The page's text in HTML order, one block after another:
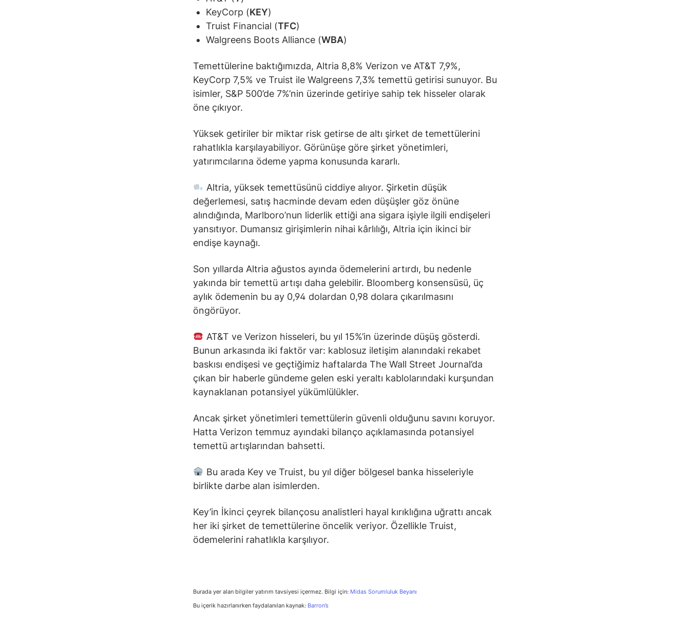
KeyCorp (KEY)
Truist Financial (TFC)
Walgreens Boots Alliance (WBA)
Temettülerine baktığımızda, Altria 8,8% Verizon ve AT&T 7,9%,
KeyCorp 7,5% ve Truist ile Walgreens 7,3% temettü getirisi sunuyor. Bu
isimler, S&P 500’de 7%’nin üzerinde getiriye sahip tek hisseler olarak
öne çıkıyor.
Yüksek getiriler bir miktar risk getirse de altı şirket de temettülerini
rahatlıkla karşılayabiliyor. Görünüşe göre şirket yönetimleri,
yatırımcılarına ödeme yapma konusunda kararlı.
Altria, yüksek temettüsünü ciddiye alıyor. Şirketin düşük
değerlemesi, satış hacminde devam eden düşüşler göz önüne
alındığında, Marlboro’nun liderlik ettiği ana sigara işiyle ilgili endişeleri
yansıtıyor. Dumansız girişimlerin nihai kârlılığı, Altria için ikinci bir
endişe kaynağı.
Son yıllarda Altria ağustos ayında ödemelerini artırdı, bu nedenle
yakında bir temettü artışı daha gelebilir. Bloomberg konsensüsü, üç
aylık ödemenin bu ay 0,94 dolardan 0,98 dolara çıkarılmasını
öngörüyor.
AT&T ve Verizon hisseleri, bu yıl 15%’in üzerinde düşüş gösterdi.
Bunun arkasında iki faktör var: kablosuz iletişim alanındaki rekabet
baskısı endişesi ve geçtiğimiz haftalarda The Wall Street Journal’da
çıkan bir haberle gündeme gelen eski yeraltı kablolarındaki kurşundan
kaynaklanan potansiyel yükümlülükler.
Ancak şirket yönetimleri temettülerin güvenli olduğunu savını koruyor.
Hatta Verizon temmuz ayındaki bilanço açıklamasında potansiyel
temettü artışlarından bahsetti.
Bu arada Key ve Truist, bu yıl diğer bölgesel banka hisseleriyle
birlikte darbe alan isimlerden.
Key’in İkinci çeyrek bilançosu analistleri hayal kırıklığına uğrattı ancak
her iki şirket de temettülerine öncelik veriyor. Özellikle Truist,
ödemelerini rahatlıkla karşılıyor.
Burada yer alan bilgiler yatırım tavsiyesi içermez. Bilgi için: Midas Sorumluluk Beyanı
Bu içerik hazırlanırken faydalanılan kaynak: Barron’s